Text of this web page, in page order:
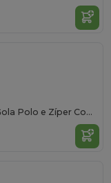
Colete de Fleece com Gola Polo e Zíper Combinando